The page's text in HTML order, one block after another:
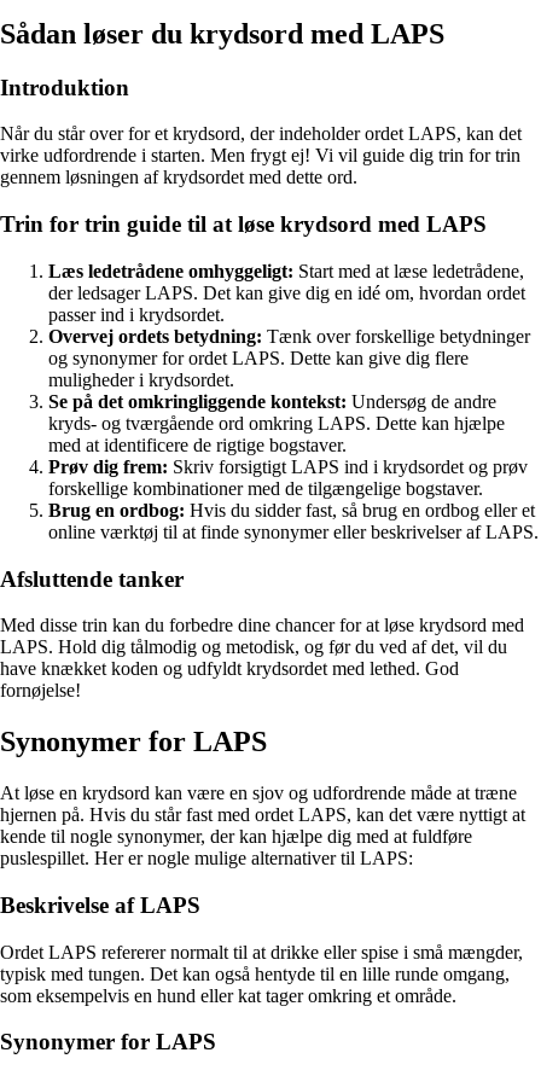
Sådan løser du krydsord med LAPS
Introduktion
Når du står over for et krydsord, der indeholder ordet LAPS, kan det
virke udfordrende i starten. Men frygt ej! Vi vil guide dig trin for trin
gennem løsningen af krydsordet med dette ord.
Trin for trin guide til at løse krydsord med LAPS
Læs ledetrådene omhyggeligt: Start med at læse ledetrådene,
der ledsager LAPS. Det kan give dig en idé om, hvordan ordet
passer ind i krydsordet.
Overvej ordets betydning: Tænk over forskellige betydninger
og synonymer for ordet LAPS. Dette kan give dig flere
muligheder i krydsordet.
Se på det omkringliggende kontekst: Undersøg de andre
kryds- og tværgående ord omkring LAPS. Dette kan hjælpe
med at identificere de rigtige bogstaver.
Prøv dig frem: Skriv forsigtigt LAPS ind i krydsordet og prøv
forskellige kombinationer med de tilgængelige bogstaver.
Brug en ordbog: Hvis du sidder fast, så brug en ordbog eller et
online værktøj til at finde synonymer eller beskrivelser af LAPS.
Afsluttende tanker
Med disse trin kan du forbedre dine chancer for at løse krydsord med
LAPS. Hold dig tålmodig og metodisk, og før du ved af det, vil du
have knækket koden og udfyldt krydsordet med lethed. God
fornøjelse!
Synonymer for LAPS
At løse en krydsord kan være en sjov og udfordrende måde at træne
hjernen på. Hvis du står fast med ordet LAPS, kan det være nyttigt at
kende til nogle synonymer, der kan hjælpe dig med at fuldføre
puslespillet. Her er nogle mulige alternativer til LAPS:
Beskrivelse af LAPS
Ordet LAPS refererer normalt til at drikke eller spise i små mængder,
typisk med tungen. Det kan også hentyde til en lille runde omgang,
som eksempelvis en hund eller kat tager omkring et område.
Synonymer for LAPS